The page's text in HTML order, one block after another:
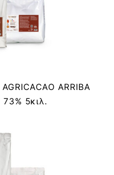
ARRIBA
73% 5κιλ.